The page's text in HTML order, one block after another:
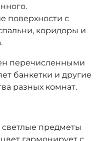
поверхности с
коридоры и
перечисленными
банкетки и другие
разных комнат.
светлые предметы